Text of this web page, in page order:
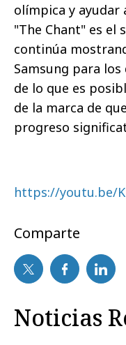
olímpica y ayudar
"The Chant" es el
continúa
Samsung para
de lo que es
de la marca de
progreso
https://youtu.be/
Comparte
Noticias